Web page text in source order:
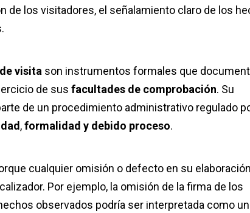
de los visitadores, el señalamiento claro de los
visita son instrumentos formales que
de sus facultades de comprobación. Su
de un procedimiento administrativo regulado
,formalidad y debido proceso.
cualquier omisión o defecto en su elaboración
Por ejemplo, la omisión de la firma de los
observados podría ser interpretada como